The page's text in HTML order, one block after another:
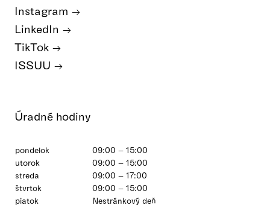
Úradné hodiny
pondelok
09:00 – 15:00
utorok
09:00 – 15:00
streda
09:00 – 17:00
štvrtok
09:00 – 15:00
piatok
Nestránkový deň
Instagram
LinkedIn
TikTok
ISSUU